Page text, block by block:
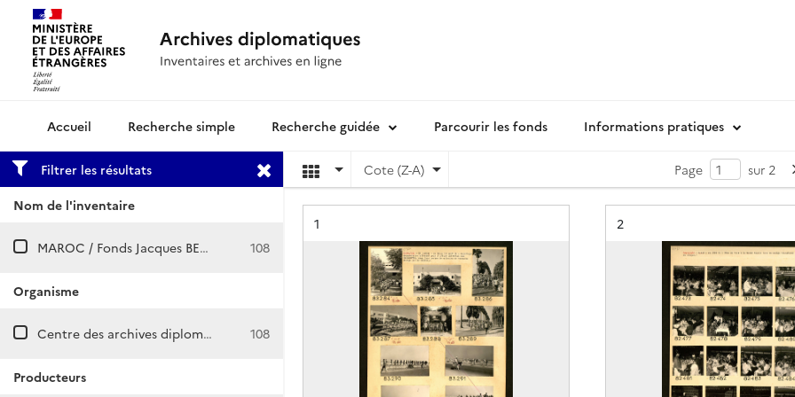
Archives diplomatiquesRecherche simple Recherche guidée Parcourir les fonds Informations pratiques
Filtrer les résultats
Nom de l'inventaire
MAROC / Fonds Jacques BELIN 108
Organisme
Centre des archives diplomatiques de Nantes 108
Producteurs
Cote (Z-A) Page sur 2
Résultat n°
1 Résultat n°
2